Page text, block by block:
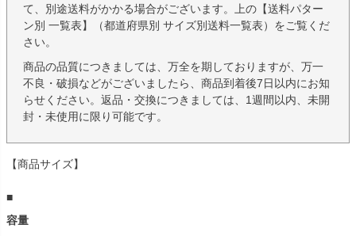
て、別途送料がかかる場合がございます。上の【送料パター
ン別 一覧表】（都道府県別 サイズ別送料一覧表）をご覧くだ
さい。
商品の品質につきましては、万全を期しておりますが、万一
不良・破損などがございましたら、商品到着後7日以内にお知
らせください。返品・交換につきましては、1週間以内、未開
封・未使用に限り可能です。
【商品サイズ】
■
容量